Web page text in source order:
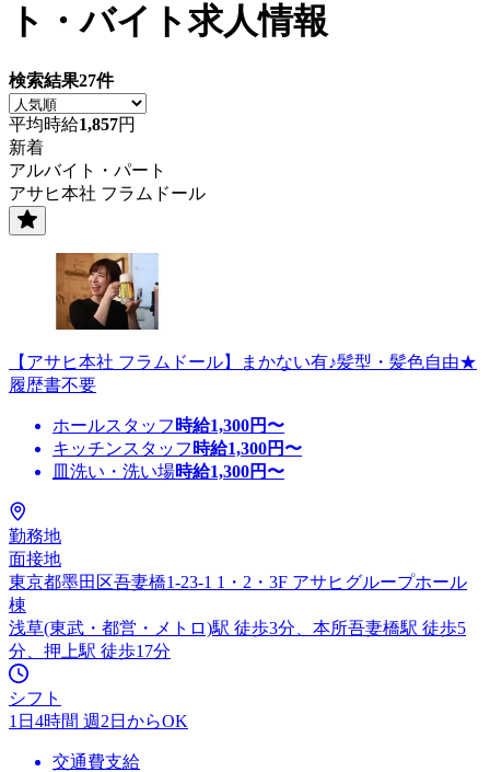
ト・バイト求人情報
検索結果27件
平均時給1,857円
新着
アルバイト・パート
アサヒ本社 フラムドール
【アサヒ本社 フラムドール】まかない有♪髪型・髪色自由★
履歴書不要
ホールスタッフ 時給1,300円〜
キッチンスタッフ 時給1,300円〜
皿洗い・洗い場時給1,300円〜
勤務地
面接地
東京都墨田区吾妻橋1-23-1 1・2・3F アサヒグループホール
棟
浅草(東武・都営・メトロ)駅 徒歩3分、本所吾妻橋駅 徒歩5
分、押上駅 徒歩17分
シフト
1日4時間 週2日からOK
交通費支給